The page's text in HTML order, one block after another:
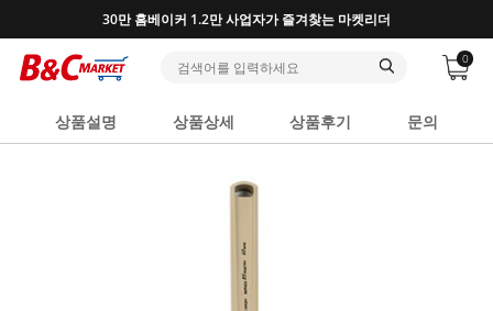
30만 홈베이커 1.2만 사업자가 즐겨찾는 마켓리더
0
상품설명 상품상세 상품후기 문의